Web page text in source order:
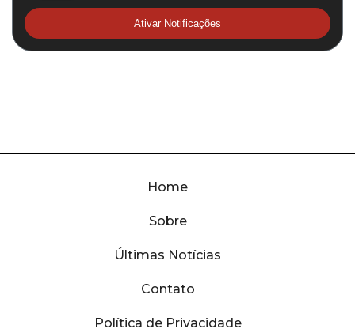
Ativar Notificações
Home
Sobre
Últimas Notícias
Contato
Política de Privacidade